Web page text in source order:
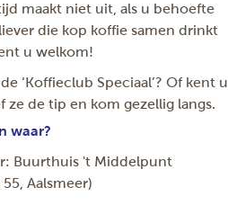
maakt niet uit, als u behoefte
die kop koffie samen drinkt
u welkom!
‘Koffieclub Speciaal’? Of kent u
ze de tip en kom gezellig langs.
waar?
Buurthuis 't Middelpunt
Aalsmeer)